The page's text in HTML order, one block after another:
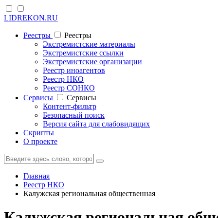
LIDREKON.RU
Реестры
Реестры
Экстремистские материалы
Экстремистские ссылки
Экстремистские организации
Реестр иноагентов
Реестр НКО
Реестр СОНКО
Cервисы
Cервисы
Контент-фильтр
Безопасный поиск
Версия сайта для слабовидящих
Скрипты
О проекте
Главная
Реестр НКО
Калужская региональная общественная